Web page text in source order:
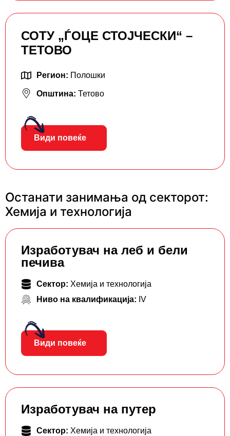
СОТУ „ЃОЦЕ СТОЈЧЕСКИ“ –
ТЕТОВО
Регион: Полошки
Општина: Тетово
Види повеќе
Останати занимања од секторот:
Хемија и технологија
Изработувач на леб и бели
печива
Сектор: Хемија и технологија
Ниво на квалификација: IV
Види повеќе
Изработувач на путер
Сектор: Хемија и технологија